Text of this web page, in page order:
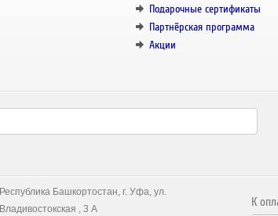
Подарочные сертификаты
Партнёрская программа
Акции
Республика Башкортостан, г. Уфа, ул.
Владивостокская , 3 А
К